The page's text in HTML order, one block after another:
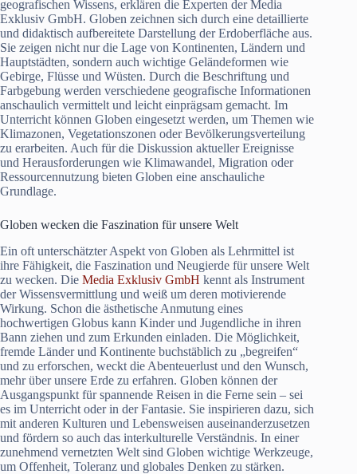
geografischen Wissens, erklären die Experten der Media
Exklusiv GmbH. Globen zeichnen sich durch eine detaillierte
und didaktisch aufbereitete Darstellung der Erdoberfläche aus.
Sie zeigen nicht nur die Lage von Kontinenten, Ländern und
Hauptstädten, sondern auch wichtige Geländeformen wie
Gebirge, Flüsse und Wüsten. Durch die Beschriftung und
Farbgebung werden verschiedene geografische Informationen
anschaulich vermittelt und leicht einprägsam gemacht. Im
Unterricht können Globen eingesetzt werden, um Themen wie
Klimazonen, Vegetationszonen oder Bevölkerungsverteilung
zu erarbeiten. Auch für die Diskussion aktueller Ereignisse
und Herausforderungen wie Klimawandel, Migration oder
Ressourcennutzung bieten Globen eine anschauliche
Grundlage.
Globen wecken die Faszination für unsere Welt
Ein oft unterschätzter Aspekt von Globen als Lehrmittel ist
ihre Fähigkeit, die Faszination und Neugierde für unsere Welt
zu wecken. Die Media Exklusiv GmbH kennt als Instrument
der Wissensvermittlung und weiß um deren motivierende
Wirkung. Schon die ästhetische Anmutung eines
hochwertigen Globus kann Kinder und Jugendliche in ihren
Bann ziehen und zum Erkunden einladen. Die Möglichkeit,
fremde Länder und Kontinente buchstäblich zu „begreifen“
und zu erforschen, weckt die Abenteuerlust und den Wunsch,
mehr über unsere Erde zu erfahren. Globen können der
Ausgangspunkt für spannende Reisen in die Ferne sein – sei
es im Unterricht oder in der Fantasie. Sie inspirieren dazu, sich
mit anderen Kulturen und Lebensweisen auseinanderzusetzen
und fördern so auch das interkulturelle Verständnis. In einer
zunehmend vernetzten Welt sind Globen wichtige Werkzeuge,
um Offenheit, Toleranz und globales Denken zu stärken.